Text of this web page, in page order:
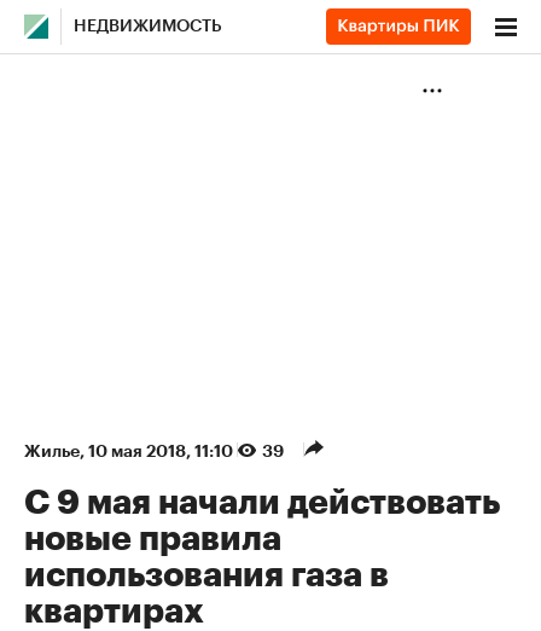
НЕДВИЖИМОСТЬ
Жилье⁠, 10 мая 2018, 11:10 39
С 9 мая начали действовать
новые правила
использования газа в
квартирах